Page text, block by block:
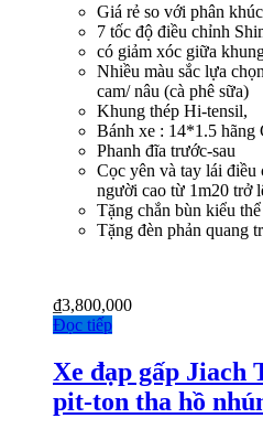
Giá rẻ so với phân
7 tốc độ điều chỉnh
có giảm xóc giữa
Nhiều màu sắc lựa
cam/ nâu (cà phê sữa)
Khung thép Hi-tensil,
Bánh xe : 14*1.5 hãng
Phanh đĩa trước-sau
Cọc yên và tay lái
người cao từ 1m20 trở
Tặng chắn bùn kiểu
Tặng đèn phản quang
₫3,800,000
Đọc tiếp
Xe đạp gấp Jiach
pit-ton tha hồ